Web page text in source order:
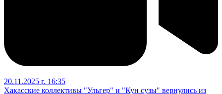
20.11.2025 г. 16:35
Хакасские коллективы "Ульгер" и "Кун сузы" вернулись из